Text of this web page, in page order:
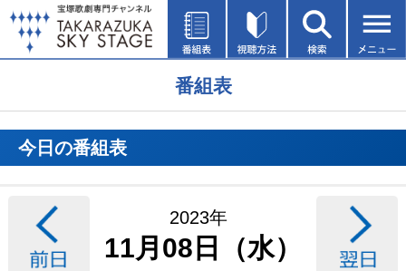
番組表
今日の番組表
2023年
11月08日（水）